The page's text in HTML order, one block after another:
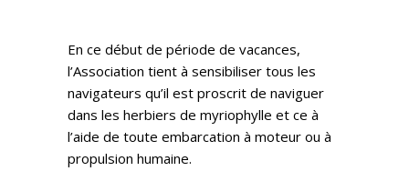
En ce début de période de vacances,
l’Association tient à sensibiliser tous les
navigateurs qu’il est proscrit de naviguer
dans les herbiers de myriophylle et ce à
l’aide de toute embarcation à moteur ou à
propulsion humaine.